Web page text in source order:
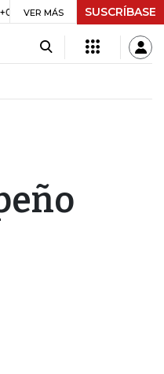
UVR $ 416,86 +$ 0,05
VER MÁS SUSCRÍBASE